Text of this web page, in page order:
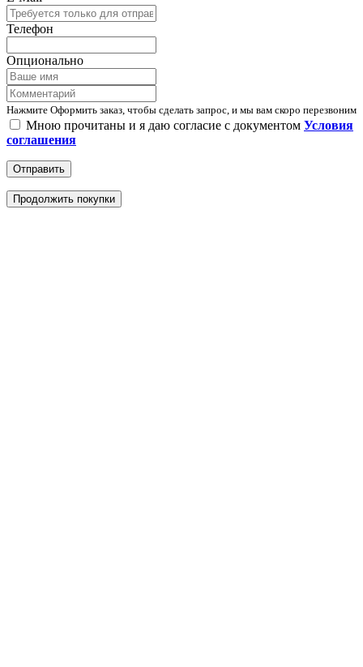
Телефон
Опционально
Нажмите Оформить заказ, чтобы сделать запрос, и мы вам скоро перезвоним
Мною прочитаны и я даю согласие с документом Условия
соглашения
Отправить
Продолжить покупки